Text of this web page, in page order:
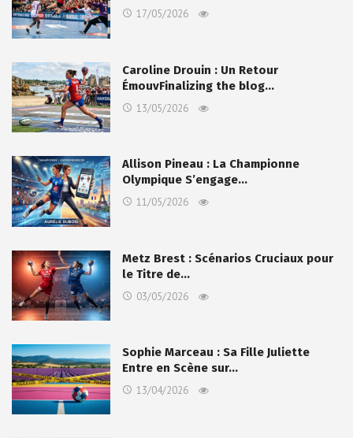
17/05/2026
Caroline Drouin : Un Retour
ÉmouvFinalizing the blog…
13/05/2026
Allison Pineau : La Championne
Olympique S’engage…
11/05/2026
Metz Brest : Scénarios Cruciaux pour
le Titre de…
03/05/2026
Sophie Marceau : Sa Fille Juliette
Entre en Scène sur…
13/04/2026